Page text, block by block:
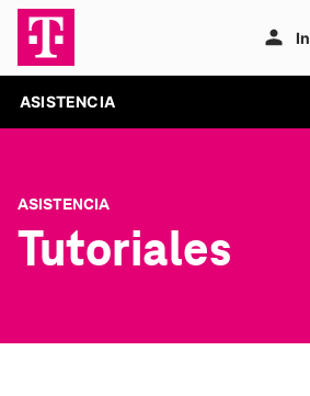
ASISTENCIA
ASISTENCIA
Tutoriales